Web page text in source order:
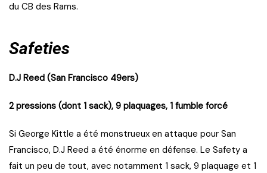
du CB des Rams.
Safeties
D.J Reed (San Francisco 49ers)
2 pressions (dont 1 sack), 9 plaquages, 1 fumble forcé
Si George Kittle a été monstrueux en attaque pour San
Francisco, D.J Reed a été énorme en défense. Le Safety a
fait un peu de tout, avec notamment 1 sack, 9 plaquage et 1